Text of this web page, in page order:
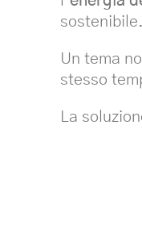
sostenibile.
Un tema
stesso
La